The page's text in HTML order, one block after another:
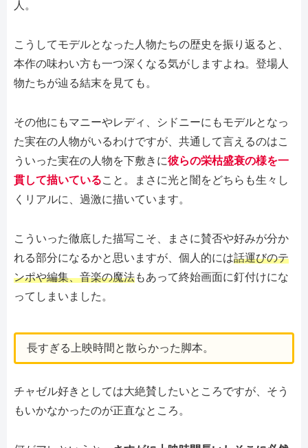
人。
こうしてモデルとなった人物たちの歴史を振り返ると、
本作の味わい方も一つ深くなる気がしますよね。登場人
物たちが辿る結末を見ても。
その他にもマニーやレディ、シドニーにもモデルとなっ
た実在の人物がいるわけですが、共通して言えるのはこ
ういった実在の人物を下敷きに彼らの栄枯盛衰の様を一
貫して描いていること。まさに光と闇をどちらも生々し
くリアルに、過激に描いています。
こういった徹底した描写こそ、まさに賛否や好みが分か
れる部分になるかと思いますが、個人的には話運びのテ
ンポや編集、音楽の魔法もあって終始画面に釘付けにな
ってしまいました。
長すぎる上映時間と散らかった脚本。
チャゼル好きとしては大絶賛したいところですが、そう
もいかなかったのが正直なところ。